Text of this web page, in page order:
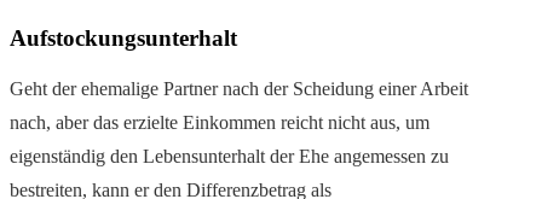
Aufstockungsunterhalt
Geht der ehemalige Partner nach der Scheidung einer Arbeit
nach, aber das erzielte Einkommen reicht nicht aus, um
eigenständig den Lebensunterhalt der Ehe angemessen zu
bestreiten, kann er den Differenzbetrag als